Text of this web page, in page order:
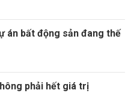
án bất động sản đang thế
phải hết giá trị